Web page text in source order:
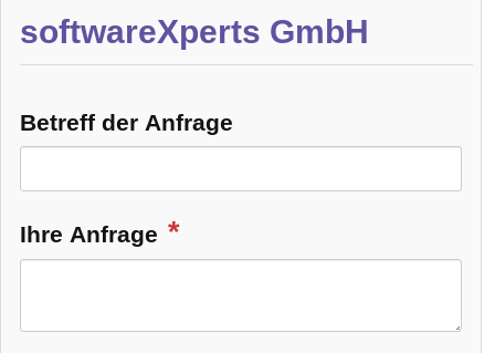
softwareXperts GmbH
Betreff der Anfrage
Ihre Anfrage